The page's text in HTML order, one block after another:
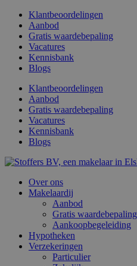
naar
inhoud
Klantbeoordelingen
Aanbod
Gratis waardebepaling
Vacatures
Kennisbank
Blogs
Klantbeoordelingen
Aanbod
Gratis waardebepaling
Vacatures
Kennisbank
Blogs
Over ons
Makelaardij
Aanbod
Gratis waardebepaling
Aankoopbegeleiding
Hypotheken
Verzekeringen
Particulier